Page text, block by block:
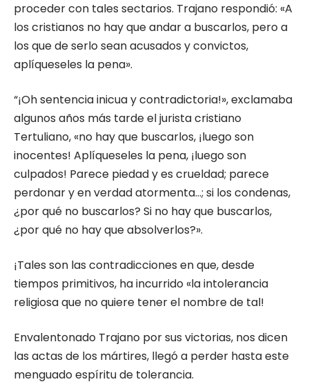
proceder con tales sectarios. Trajano respondió: «A
los cristianos no hay que andar a buscarlos, pero a
los que de serlo sean acusados y convictos,
aplíquese­les la pena».
“¡Oh sentencia inicua y contradictoria!», ex­clamaba
algunos años más tarde el jurista cris­tiano
Tertuliano, «no hay que buscarlos, ¡luego son
inocentes! Aplíqueseles la pena, ¡luego son
culpados! Parece piedad y es crueldad; parece
perdonar y en verdad atormenta…; si los con­denas,
¿por qué no buscarlos? Si no hay que buscarlos,
¿por qué no hay que absolverlos?».
¡Tales son las contradicciones en que, desde
tiempos primitivos, ha incurrido «la intolerancia
religiosa que no quiere tener el nombre de tal!
Envalentonado Trajano por sus victorias, nos dicen
las actas de los mártires, llegó a per­der hasta este
menguado espíritu de tolerancia.